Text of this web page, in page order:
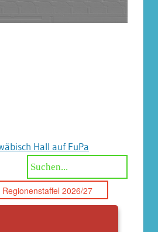
Hall auf FuPa
2026/27